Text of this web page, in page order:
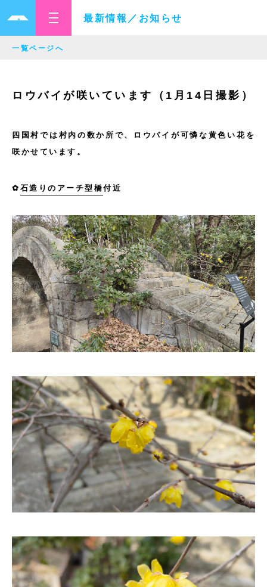
最新情報／お知らせ
一覧ページへ
ロウバイが咲いています（1月14日撮影）
四国村では村内の数か所で、ロウバイが可憐な黄色い花を
咲かせています。
✿ 石造りのアーチ型橋付近